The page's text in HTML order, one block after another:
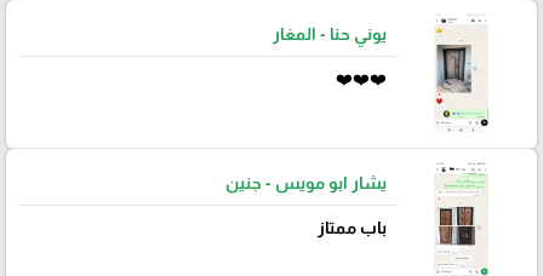
يوني حنا - المغار
❤️❤️❤️
يشار ابو مويس - جنين
باب ممتاز